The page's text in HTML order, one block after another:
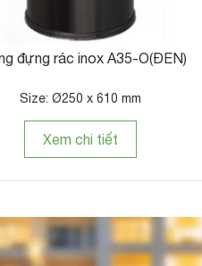
Bảng menu gỗ đẹp
Size: 880 x 650 x 1250 mm
Xem chi tiết